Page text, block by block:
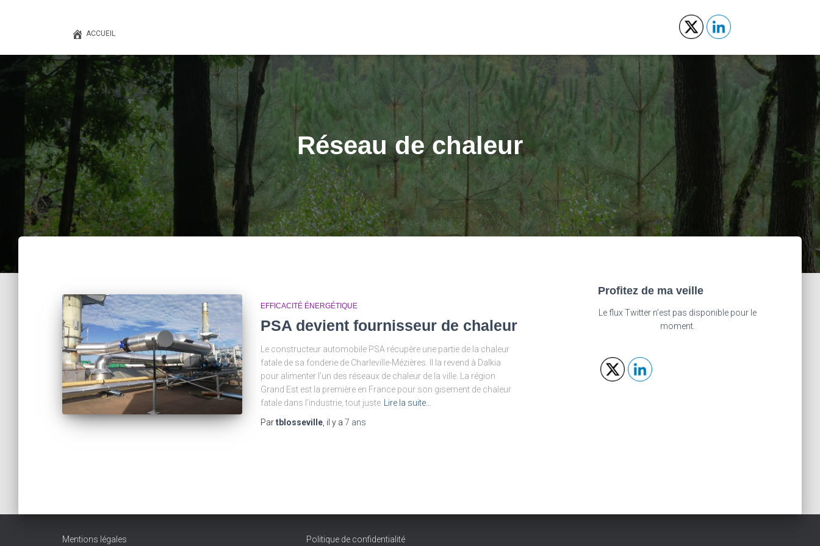
ACCUEIL
Réseau de chaleur
EFFICACITÉ ÉNERGÉTIQUE
PSA devient fournisseur de chaleur
Le constructeur automobile PSA récupère une partie de la chaleur
fatale de sa fonderie de Charleville-Mézières. Il la revend à Dalkia
pour alimenter l’un des réseaux de chaleur de la ville. La région
Grand Est est la première en France pour son gisement de chaleur
fatale dans l’industrie, tout juste
Lire la suite…
Partblosseville , il y a 7 ans
Profitez de ma veille
Le flux Twitter n’est pas disponible pour le
moment.
Mentions légales Politique de confidentialité